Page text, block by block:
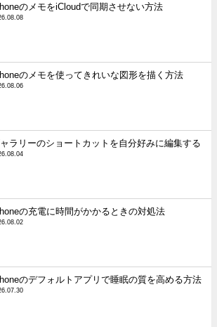
のメモをiCloudで同期させない方法
のメモを使ってきれいな図形を描く方法
ラリーのショートカットを自分好みに編集する
の充電に時間がかかるときの対処法
のデフォルトアプリで睡眠の質を高める方法